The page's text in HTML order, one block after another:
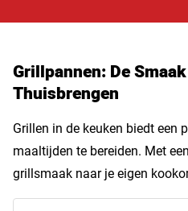
Grillpannen: De
Thuisbrengen
Grillen in de keuken biedt een
maaltijden te bereiden. Met
grillsmaak naar je eigen